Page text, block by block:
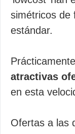
simétricos de
estándar.
atractivas
en esta
Ofertas a las